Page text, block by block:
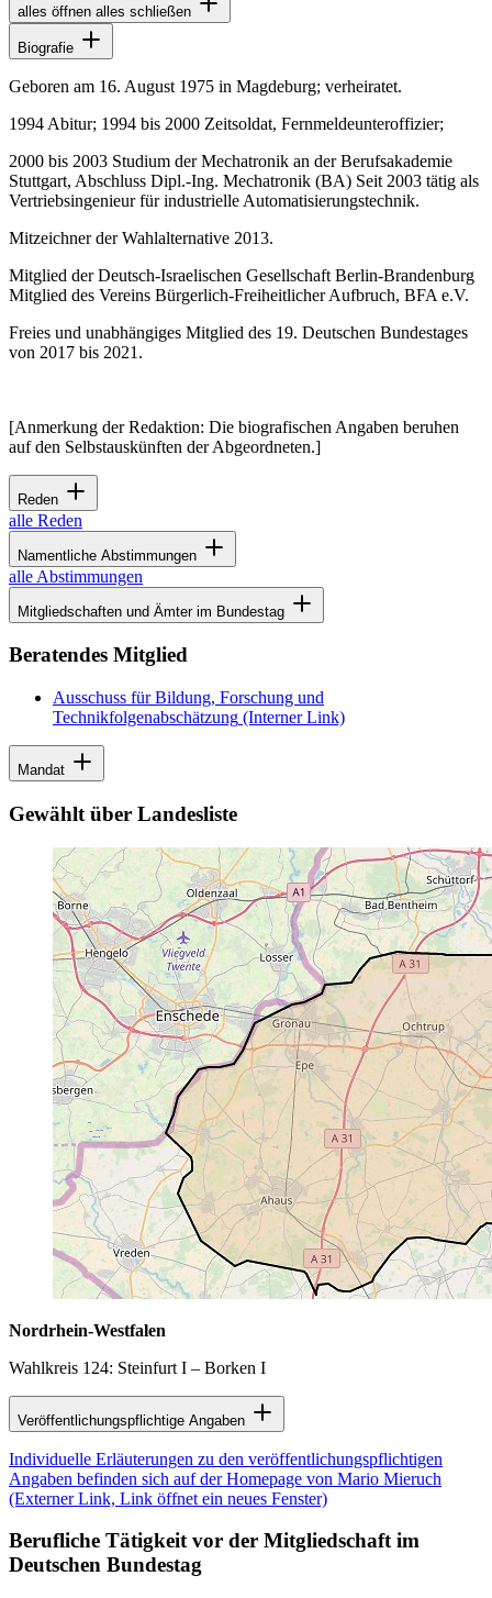
alles öffnen alles schließen
Biografie
Geboren am 16. August 1975 in Magdeburg; verheiratet.
1994 Abitur; 1994 bis 2000 Zeitsoldat, Fernmeldeunteroffizier;
2000 bis 2003 Studium der Mechatronik an der Berufsakademie
Stuttgart, Abschluss Dipl.-Ing. Mechatronik (BA) Seit 2003 tätig als
Vertriebsingenieur für industrielle Automatisierungstechnik.
Mitzeichner der Wahlalternative 2013.
Mitglied der Deutsch-Israelischen Gesellschaft Berlin-Brandenburg
Mitglied des Vereins Bürgerlich-Freiheitlicher Aufbruch, BFA e.V.
Freies und unabhängiges Mitglied des 19. Deutschen Bundestages
von 2017 bis 2021.
[Anmerkung der Redaktion: Die biografischen Angaben beruhen
auf den Selbstauskünften der Abgeordneten.]
Reden
alle Reden
Namentliche Abstimmungen
alle Abstimmungen
Mitgliedschaften und Ämter im Bundestag
Beratendes Mitglied
Ausschuss für Bildung, Forschung und
Technikfolgenabschätzung (Interner Link)
Mandat
Gewählt über Landesliste
Nordrhein-Westfalen
Wahlkreis 124: Steinfurt I – Borken I
Veröffentlichungspflichtige Angaben
Individuelle Erläuterungen zu den veröffentlichungspflichtigen
Angaben befinden sich auf der Homepage von Mario Mieruch
(Externer Link, Link öffnet ein neues Fenster)
Berufliche Tätigkeit vor der Mitgliedschaft im
Deutschen Bundestag